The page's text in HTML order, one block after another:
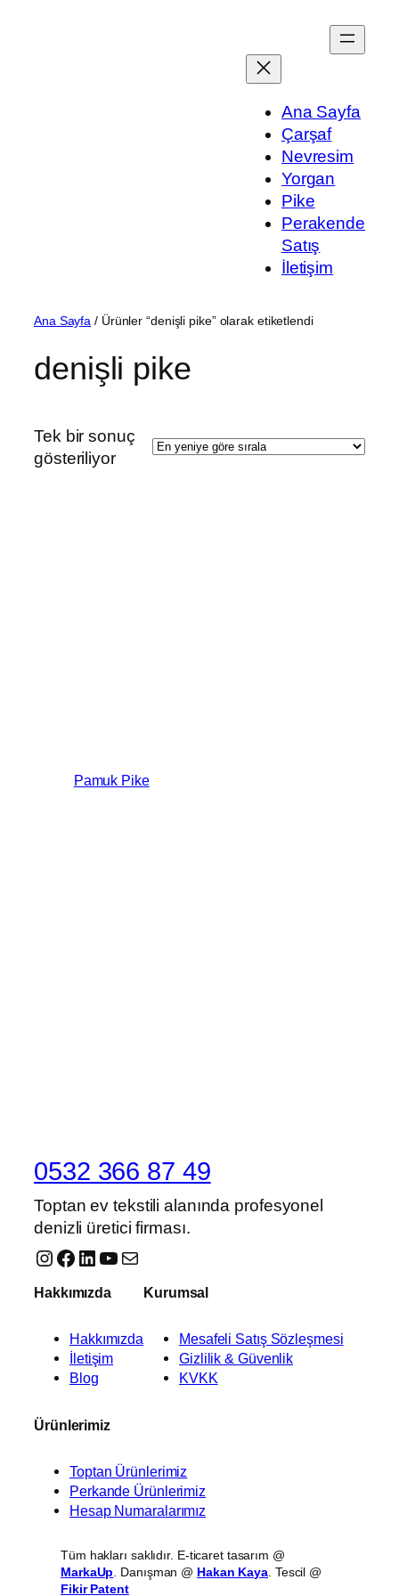
Ana Sayfa
Çarşaf
Nevresim
Yorgan
Pike
Perakende
Satış
İletişim
Ana Sayfa / Ürünler “denişli pike” olarak etiketlendi
denişli pike
Tek bir sonuç
gösteriliyor
Pamuk Pike
0532 366 87 49
Toptan ev tekstili alanında profesyonel
denizli üretici firması.
Instagram
Facebook
LinkedIn
YouTube
E-posta
Hakkımızda
Hakkımızda
İletişim
Blog
Kurumsal
Mesafeli Satış Sözleşmesi
Gizlilik & Güvenlik
KVKK
Ürünlerimiz
Toptan Ürünlerimiz
Perkande Ürünlerimiz
Hesap Numaralarımız
Tüm hakları saklıdır. E-ticaret tasarım @
MarkaUp. Danışman @ Hakan Kaya. Tescil @
Fikir Patent